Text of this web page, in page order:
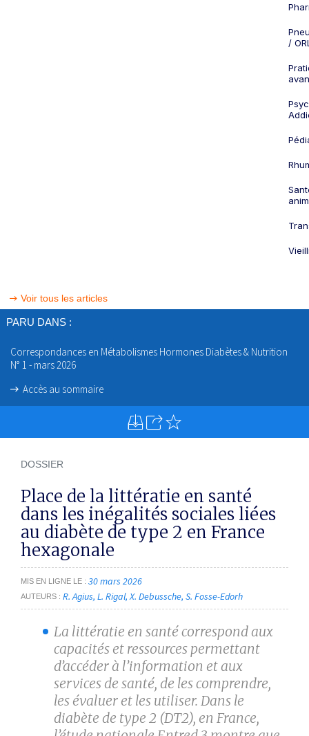
/
Voir tous les articles
PARU DANS :
Correspondances en Métabolismes Hormones Diabètes & Nutrition
N° 1 - mars 2026
Accès au sommaire
DOSSIER
Place de la littératie en santé
dans les inégalités sociales liées
au diabète de type 2 en France
hexagonale
MIS EN LIGNE LE 30 mars 2026
AUTEURS R. Agius L. Rigal X. Debussche S. Fosse-Edorh
La littératie en santé correspond aux
capacités et ressources permettant
d’accéder à l’information et aux
services de santé, de les comprendre,
les évaluer et les utiliser. Dans le
diabète de type 2 (DT2), en France,